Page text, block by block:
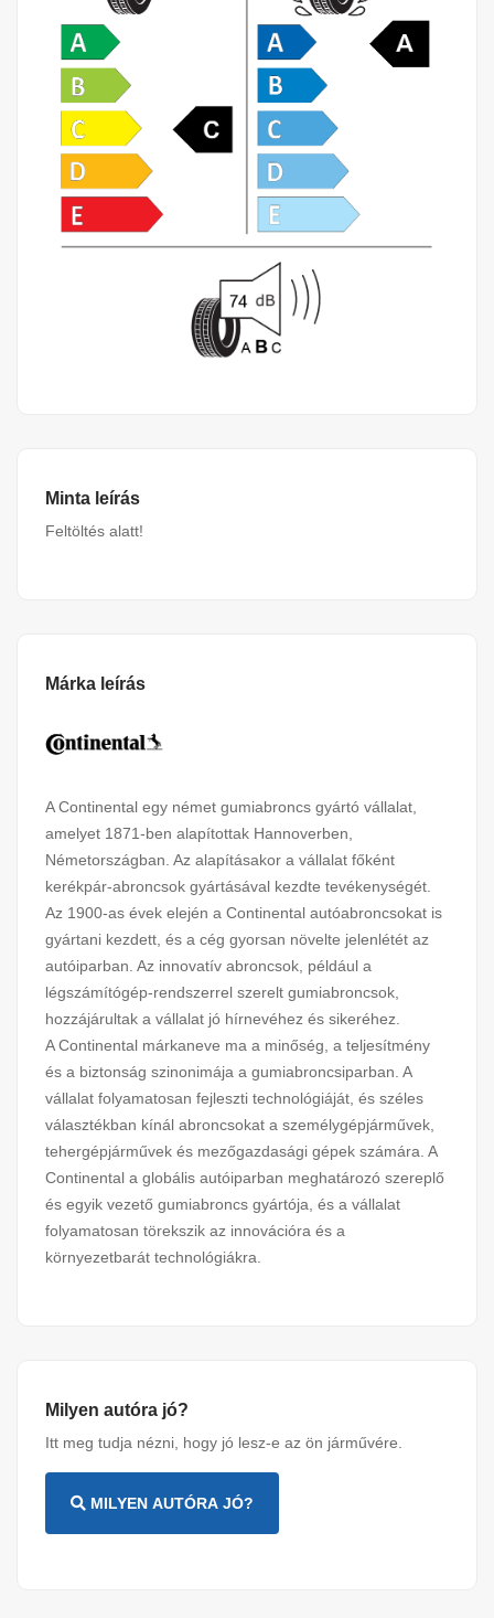
Minta leírás
Feltöltés alatt!
Márka leírás
A Continental egy német gumiabroncs gyártó vállalat,
amelyet 1871-ben alapítottak Hannoverben,
Németországban. Az alapításakor a vállalat főként
kerékpár-abroncsok gyártásával kezdte tevékenységét.
Az 1900-as évek elején a Continental autóabroncsokat is
gyártani kezdett, és a cég gyorsan növelte jelenlétét az
autóiparban. Az innovatív abroncsok, például a
légszámítógép-rendszerrel szerelt gumiabroncsok,
hozzájárultak a vállalat jó hírnevéhez és sikeréhez.
A Continental márkaneve ma a minőség, a teljesítmény
és a biztonság szinonimája a gumiabroncsiparban. A
vállalat folyamatosan fejleszti technológiáját, és széles
választékban kínál abroncsokat a személygépjárművek,
tehergépjárművek és mezőgazdasági gépek számára. A
Continental a globális autóiparban meghatározó szereplő
és egyik vezető gumiabroncs gyártója, és a vállalat
folyamatosan törekszik az innovációra és a
környezetbarát technológiákra.
Milyen autóra jó?
Itt meg tudja nézni, hogy jó lesz-e az ön járművére.
MILYEN AUTÓRA JÓ?